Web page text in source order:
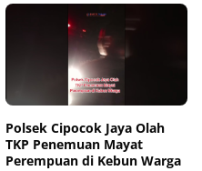
Polsek Cipocok Jaya Olah
TKP Penemuan Mayat
Perempuan di Kebun Warga